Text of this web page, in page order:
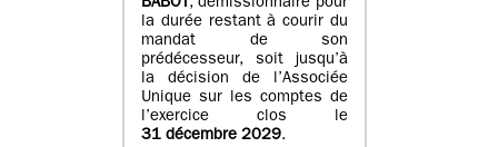
BABOT , démissionnaire pour
la durée restant à courir du
mandat de son
prédécesseur, soit jusqu’à
la décision de l’Associée
Unique sur les comptes de
l’exercice clos le
31 décembre 2029.